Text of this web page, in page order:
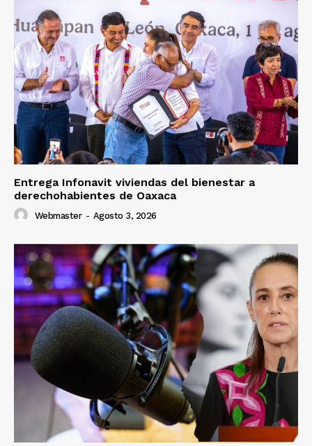
Entrega Infonavit viviendas del bienestar a
derechohabientes de Oaxaca
Webmaster - Agosto 3, 2026